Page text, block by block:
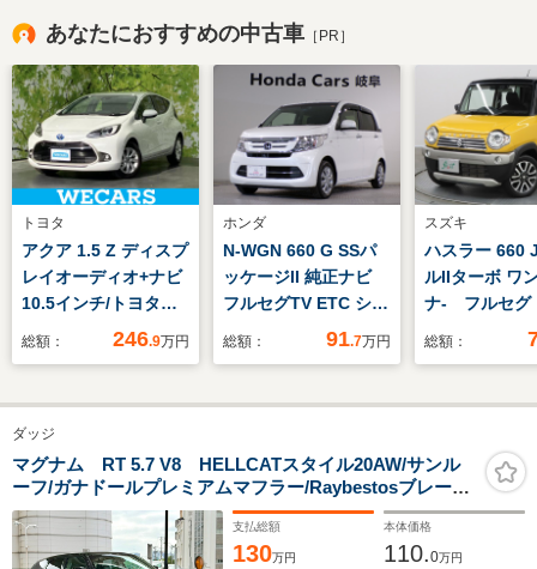
あなたにおすすめの中古車 ［PR］
トヨタ
アクア 1.5 Z ディスプ
レイオーディオ+ナビ
10.5インチ/トヨタセ
ーフティセンス/パノ
システム/ヘッドラン
プ LED/Bluetooth接
続/ETC
総額： 246.9万円
ホンダ
N-WGN 660 G SSパ
ッケージII 純正ナビ
フルセグTV ETC シー
トヒーターCD再生
総額： 91.7万円
スズキ
ハスラー 660
ルIIターボ ワ
ナ- フルセ
リーナビ
ヒーター バ
テム ETC
ドライト ア
グストップ
総額：
ダッジ
マグナム RT 5.7 V8 HELLCATスタイル20AW/サンル
ーフ/ガナドールプレミアムマフラー/Raybestosブレーキ
ローター/社外車高調/地デジTV付き社外ナビ/RT専用グレ
ーレザーシート/シートヒーター/
支払総額
130万円
本体価格
110.0万円